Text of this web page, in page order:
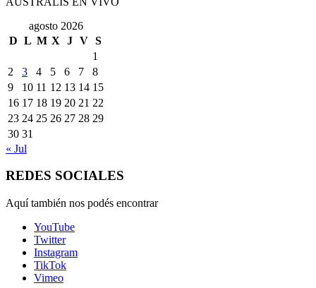
agosto 2026
D L M X J V S
1
2
3 4 5 6 7
8
9
10 11 12 13 14 15
16 17 18 19 20 21 22
23 24 25 26 27 28 29
30 31
« Jul
REDES SOCIALES
Aquí también nos podés encontrar
YouTube
Twitter
Instagram
TikTok
Vimeo